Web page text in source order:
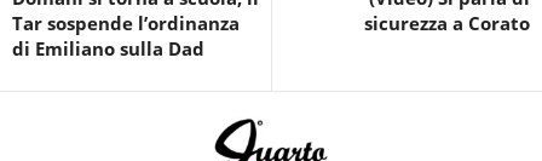
Tar sospende l’ordinanza
di Emiliano sulla Dad
sicurezza a Corato